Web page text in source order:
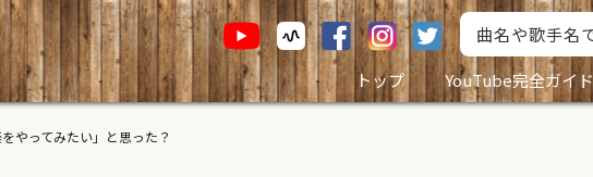
トップ
YouTube完全ガイド
やってみたい」と思った？